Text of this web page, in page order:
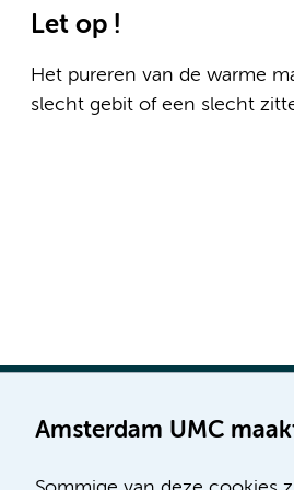
Let op !
Het pureren van de warme
slecht gebit of een slecht
Amsterdam UMC